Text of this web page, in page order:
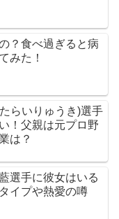
？食べ過ぎると病
みた！
らいりゅうき)選手
！父親は元プロ野
は？
選手に彼女はいる
イプや熱愛の噂